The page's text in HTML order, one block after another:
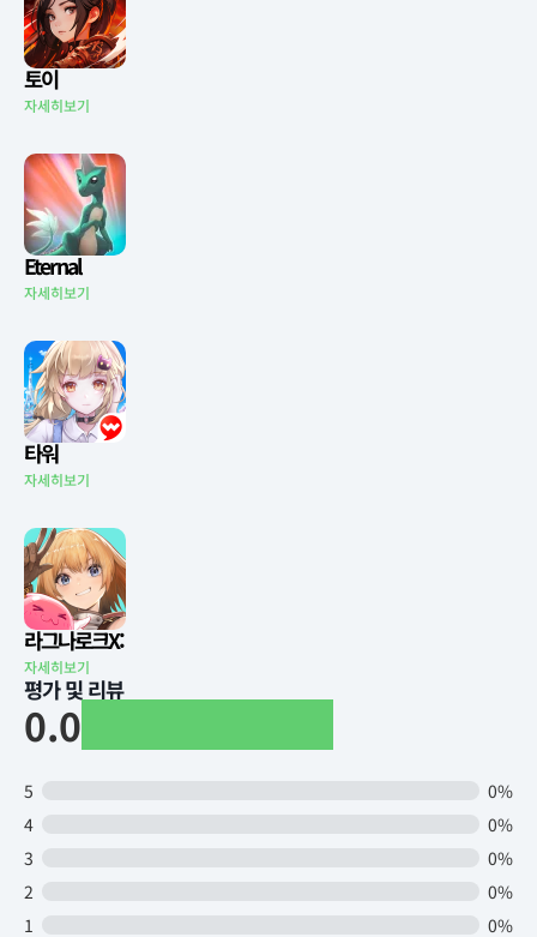
토이
자세히보기
Eternal
자세히보기
타워
자세히보기
라그나로크X:
자세히보기
평가 및 리뷰
0.0
5
0%
4
0%
3
0%
2
0%
1
0%